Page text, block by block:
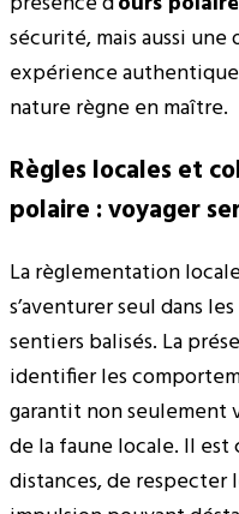
sécurité, mais aussi
expérience
nature règne en maître.
Règles locales et
polaire : voyager
La règlementation
s’aventurer seul dans
sentiers balisés. La
identifier les
garantit non seulement
de la faune locale. Il est
distances, de respecter